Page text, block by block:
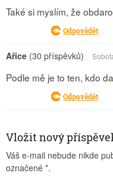
Také si myslím, že
Odpovědět
Ařice (30 příspěvků)
Podle mě je to ten, kdo
Odpovědět
Vložit nový
Váš e-mail nebude nikde
označené *.